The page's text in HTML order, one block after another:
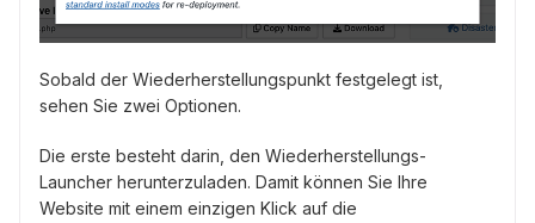
Sobald der Wiederherstellungspunkt festgelegt ist,
sehen Sie zwei Optionen.
Die erste besteht darin, den Wiederherstellungs-
Launcher herunterzuladen. Damit können Sie Ihre
Website mit einem einzigen Klick auf die